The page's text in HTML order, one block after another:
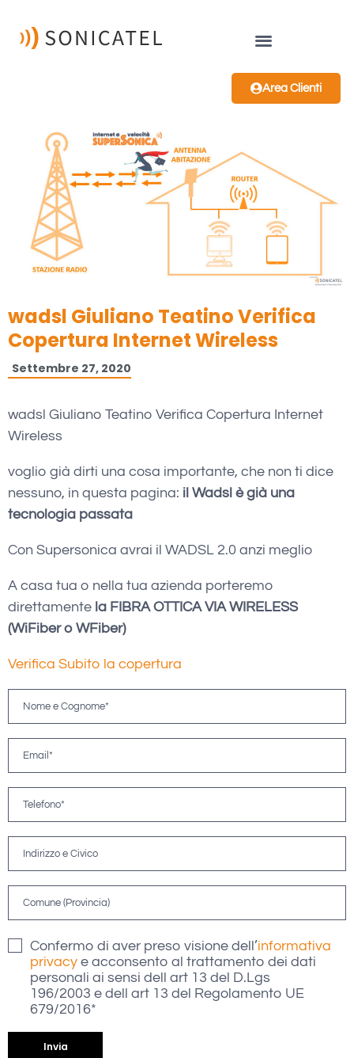
Area Clienti
wadsl Giuliano Teatino Verifica
Copertura Internet Wireless
Settembre 27, 2020
wadsl Giuliano Teatino Verifica Copertura Internet
Wireless
voglio già dirti una cosa importante, che non ti dice
nessuno, in questa pagina: il Wadsl è già una
tecnologia passata
Con Supersonica avrai il WADSL 2.0 anzi meglio
A casa tua o nella tua azienda porteremo
direttamente la FIBRA OTTICA VIA WIRELESS
(WiFiber o WFiber)
Verifica Subito la copertura
Confermo di aver preso visione dell’informativa
privacy e acconsento al trattamento dei dati
personali ai sensi dell art 13 del D.Lgs
196/2003 e dell art 13 del Regolamento UE
679/2016*